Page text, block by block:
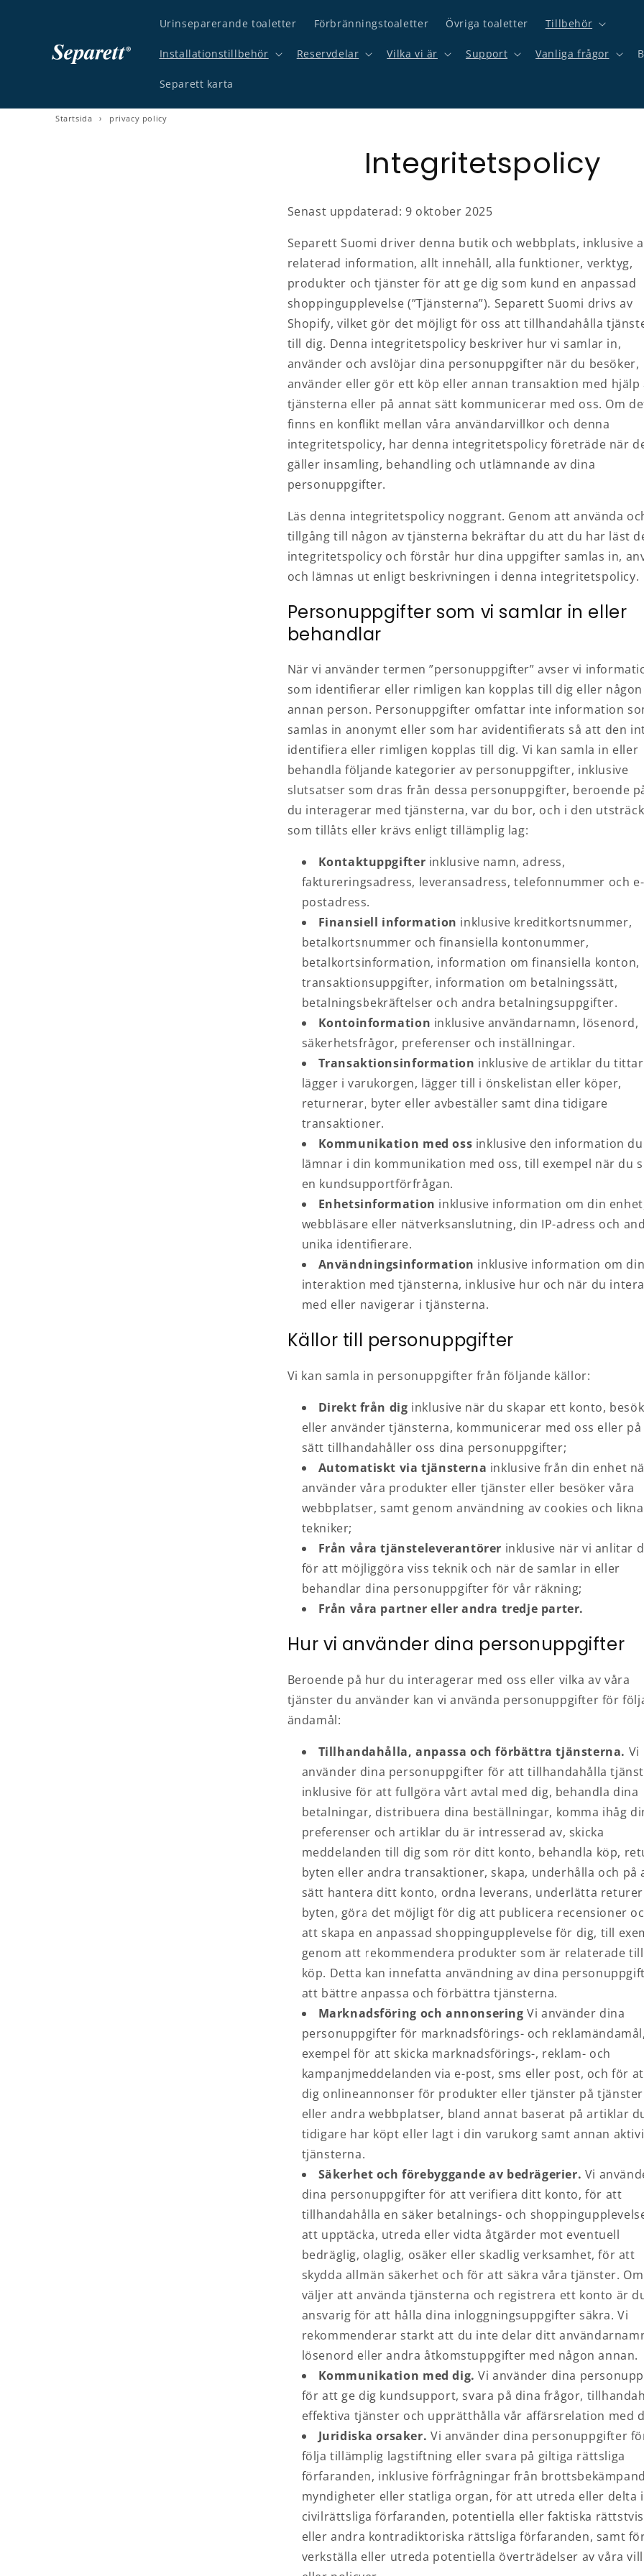
Urinseparerande toaletter Förbränningstoaletter Övriga toaletter Tillbehör
Installationstillbehör Reservdelar Vilka vi är Support Vanliga frågor
Separett karta
Startsida › privacy policy
Integritetspolicy
Senast uppdaterad: 9 oktober 2025
Separett Suomi driver denna butik och webbplats, inklusive
relaterad information, allt innehåll, alla funktioner, verktyg,
produkter och tjänster för att ge dig som kund en anpassad
shoppingupplevelse (”Tjänsterna”). Separett Suomi drivs av
Shopify, vilket gör det möjligt för oss att tillhandahålla
till dig. Denna integritetspolicy beskriver hur vi samlar in,
använder och avslöjar dina personuppgifter när du besöker,
använder eller gör ett köp eller annan transaktion med hjälp
tjänsterna eller på annat sätt kommunicerar med oss. Om
finns en konflikt mellan våra användarvillkor och denna
integritetspolicy, har denna integritetspolicy företräde när
gäller insamling, behandling och utlämnande av dina
personuppgifter.
Läs denna integritetspolicy noggrant. Genom att använda
tillgång till någon av tjänsterna bekräftar du att du har läst
integritetspolicy och förstår hur dina uppgifter samlas in,
och lämnas ut enligt beskrivningen i denna integritetspolicy.
Personuppgifter som vi samlar in eller
behandlar
När vi använder termen ”personuppgifter” avser vi
som identifierar eller rimligen kan kopplas till dig eller någon
annan person. Personuppgifter omfattar inte information
samlas in anonymt eller som har avidentifierats så att den
identifiera eller rimligen kopplas till dig. Vi kan samla in eller
behandla följande kategorier av personuppgifter, inklusive
slutsatser som dras från dessa personuppgifter, beroende
du interagerar med tjänsterna, var du bor, och i den
som tillåts eller krävs enligt tillämplig lag:
Kontaktuppgifter inklusive namn, adress,
faktureringsadress, leveransadress, telefonnummer och e-
postadress.
Finansiell information inklusive kreditkortsnummer,
betalkortsnummer och finansiella kontonummer,
betalkortsinformation, information om finansiella konton,
transaktionsuppgifter, information om betalningssätt,
betalningsbekräftelser och andra betalningsuppgifter.
Kontoinformation inklusive användarnamn, lösenord,
säkerhetsfrågor, preferenser och inställningar.
Transaktionsinformation inklusive de artiklar du
lägger i varukorgen, lägger till i önskelistan eller köper,
returnerar, byter eller avbeställer samt dina tidigare
transaktioner.
Kommunikation med oss inklusive den information du
lämnar i din kommunikation med oss, till exempel när du
en kundsupportförfrågan.
Enhetsinformation inklusive information om din
webbläsare eller nätverksanslutning, din IP-adress och
unika identifierare.
Användningsinformation inklusive information om din
interaktion med tjänsterna, inklusive hur och när du
med eller navigerar i tjänsterna.
Källor till personuppgifter
Vi kan samla in personuppgifter från följande källor:
Direkt från dig inklusive när du skapar ett konto,
eller använder tjänsterna, kommunicerar med oss eller
sätt tillhandahåller oss dina personuppgifter;
Automatiskt via tjänsterna inklusive från din enhet
använder våra produkter eller tjänster eller besöker våra
webbplatser, samt genom användning av cookies och
tekniker;
Från våra tjänsteleverantörer inklusive när vi anlitar
för att möjliggöra viss teknik och när de samlar in eller
behandlar dina personuppgifter för vår räkning;
Från våra partner eller andra tredje parter.
Hur vi använder dina personuppgifter
Beroende på hur du interagerar med oss eller vilka av våra
tjänster du använder kan vi använda personuppgifter för
ändamål:
Tillhandahålla, anpassa och förbättra tjänsterna. Vi
använder dina personuppgifter för att tillhandahålla
inklusive för att fullgöra vårt avtal med dig, behandla dina
betalningar, distribuera dina beställningar, komma ihåg
preferenser och artiklar du är intresserad av, skicka
meddelanden till dig som rör ditt konto, behandla köp,
byten eller andra transaktioner, skapa, underhålla och på
sätt hantera ditt konto, ordna leverans, underlätta
byten, göra det möjligt för dig att publicera recensioner
att skapa en anpassad shoppingupplevelse för dig, till
genom att rekommendera produkter som är relaterade
köp. Detta kan innefatta användning av dina
att bättre anpassa och förbättra tjänsterna.
Marknadsföring och annonsering Vi använder dina
personuppgifter för marknadsförings- och
exempel för att skicka marknadsförings-, reklam- och
kampanjmeddelanden via e-post, sms eller post, och för
dig onlineannonser för produkter eller tjänster på
eller andra webbplatser, bland annat baserat på artiklar
tidigare har köpt eller lagt i din varukorg samt annan
tjänsterna.
Säkerhet och förebyggande av bedrägerier. Vi
dina personuppgifter för att verifiera ditt konto, för att
tillhandahålla en säker betalnings- och
att upptäcka, utreda eller vidta åtgärder mot eventuell
bedräglig, olaglig, osäker eller skadlig verksamhet, för att
skydda allmän säkerhet och för att säkra våra tjänster.
väljer att använda tjänsterna och registrera ett konto är
ansvarig för att hålla dina inloggningsuppgifter säkra. Vi
rekommenderar starkt att du inte delar ditt
lösenord eller andra åtkomstuppgifter med någon annan.
Kommunikation med dig. Vi använder dina
för att ge dig kundsupport, svara på dina frågor,
effektiva tjänster och upprätthålla vår affärsrelation med
Juridiska orsaker. Vi använder dina personuppgifter
följa tillämplig lagstiftning eller svara på giltiga rättsliga
förfaranden, inklusive förfrågningar från
myndigheter eller statliga organ, för att utreda eller delta i
civilrättsliga förfaranden, potentiella eller faktiska
eller andra kontradiktoriska rättsliga förfaranden, samt
verkställa eller utreda potentiella överträdelser av våra